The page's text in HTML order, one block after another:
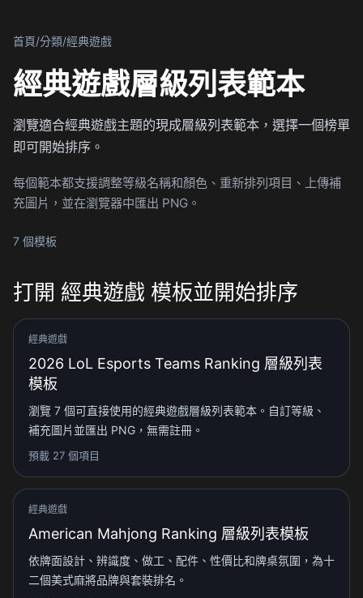
首頁/分類/經典遊戲
經典遊戲層級列表範本
瀏覽適合經典遊戲主題的現成層級列表範本，選擇一個榜單
即可開始排序。
每個範本都支援調整等級名稱和顏色、重新排列項目、上傳補
充圖片，並在瀏覽器中匯出 PNG。
7 個模板
打開 經典遊戲 模板並開始排序
經典遊戲
2026 LoL Esports Teams Ranking 層級列表
模板
瀏覽 7 個可直接使用的經典遊戲層級列表範本。自訂等級、
補充圖片並匯出 PNG，無需註冊。
預載 27 個項目
經典遊戲
American Mahjong Ranking 層級列表模板
依牌面設計、辨識度、做工、配件、性價比和牌桌氛圍，為十
二個美式麻將品牌與套裝排名。